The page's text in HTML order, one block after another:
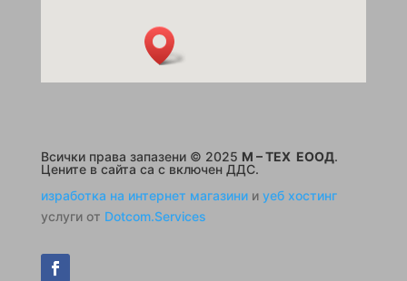
Всички права запазени © 2025 M – TEX ЕООД.
Цените в сайта са с включен ДДС.
изработка на интернет магазинии уеб хостинг
услуги от Dotcom.Services